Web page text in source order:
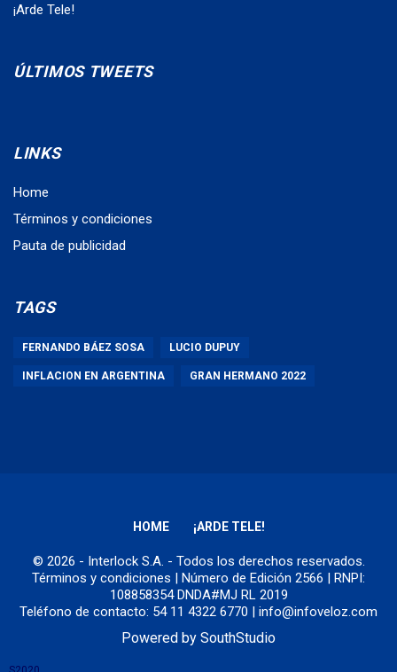
¡Arde Tele!
ÚLTIMOS TWEETS
LINKS
Home
Términos y condiciones
Pauta de publicidad
TAGS
FERNANDO BÁEZ SOSA LUCIO DUPUY
INFLACION EN ARGENTINA GRAN HERMANO 2022
HOME ¡ARDE TELE!
© 2026 - Interlock S.A. - Todos los derechos reservados.
Términos y condiciones | Número de Edición 2566 | RNPI:
108858354 DNDA#MJ RL 2019
Teléfono de contacto: 54 11 4322 6770 | info@infoveloz.com
Powered by SouthStudio